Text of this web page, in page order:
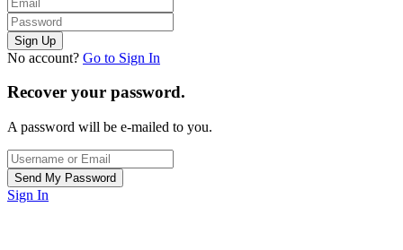
No account? Go to Sign In
Recover your password.
A password will be e-mailed to you.
Sign In